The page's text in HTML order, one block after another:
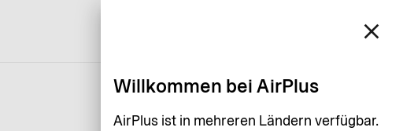
Login
close
Willkommen bei AirPlus
AirPlus ist in mehreren Ländern verfügbar.